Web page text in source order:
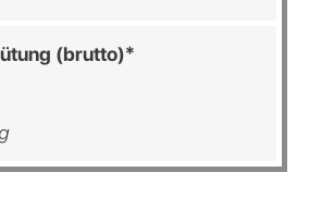
(brutto)*